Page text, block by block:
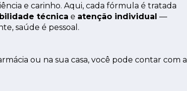
e carinho. Aqui, cada fórmula é tratada
técnica e atenção individual —
saúde é pessoal.
ou na sua casa, você pode contar com a